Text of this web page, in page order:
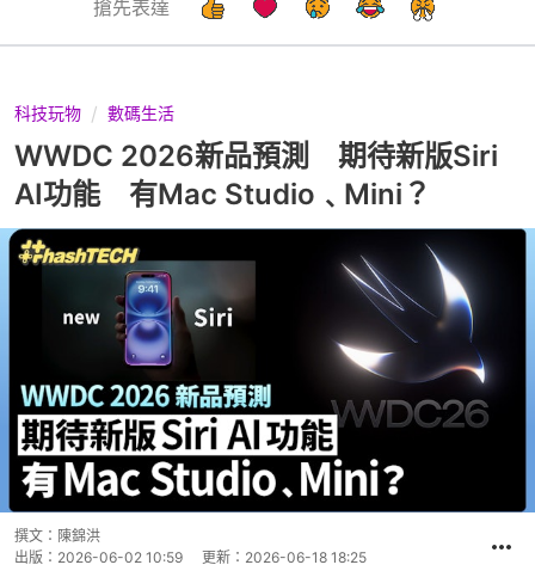
搶先表達
科技玩物 數碼生活
WWDC 2026新品預測 期待新版Siri
AI功能 有Mac Studio﹑Mini？
撰文： 陳錦洪
出版： 2026-06-02 10:59 更新： 2026-06-18 18:25